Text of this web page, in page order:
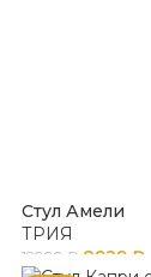
Стул Амели
ТРИЯ
12999 ₽ 8929 ₽